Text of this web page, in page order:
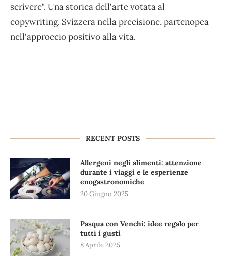
scrivere". Una storica dell'arte votata al
copywriting. Svizzera nella precisione, partenopea
nell'approccio positivo alla vita.
RECENT POSTS
Allergeni negli alimenti: attenzione
durante i viaggi e le esperienze
enogastronomiche
20 Giugno 2025
Pasqua con Venchi: idee regalo per
tutti i gusti
8 Aprile 2025